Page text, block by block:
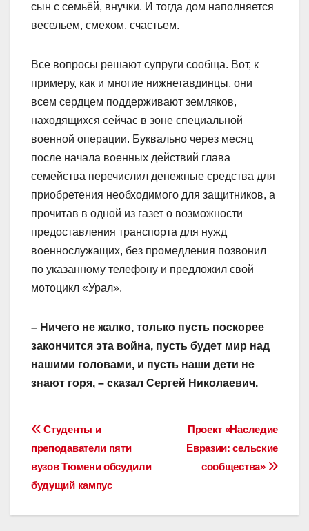
сын с семьёй, внучки. И тогда дом наполняется
весельем, смехом, счастьем.
Все вопросы решают супруги сообща. Вот, к
примеру, как и многие нижнетавдинцы, они
всем сердцем поддерживают земляков,
находящихся сейчас в зоне специальной
военной операции. Буквально через месяц
после начала военных действий глава
семейства перечислил денежные средства для
приобретения необходимого для защитников, а
прочитав в одной из газет о возможности
предоставления транспорта для нужд
военнослужащих, без промедления позвонил
по указанному телефону и предложил свой
мотоцикл «Урал».
– Ничего не жалко, только пусть поскорее
закончится эта война, пусть будет мир над
нашими головами, и пусть наши дети не
знают горя, – сказал Сергей Николаевич.
Навигация
по
записям
Проект «Наследие
Евразии: сельские
сообщества»
Студенты и
преподаватели пяти
вузов Тюмени обсудили
будущий кампус